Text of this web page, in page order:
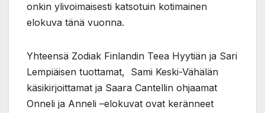
onkin ylivoimaisesti katsotuin kotimainen
elokuva tänä vuonna.
Yhteensä Zodiak Finlandin Teea Hyytiän ja Sari
Lempiäisen tuottamat, Sami Keski-Vähälän
käsikirjoittamat ja Saara Cantellin ohjaamat
Onneli ja Anneli –elokuvat ovat keränneet